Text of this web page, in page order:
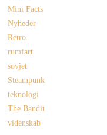
Mini Facts
Nyheder
Retro
rumfart
sovjet
Steampunk
teknologi
The Bandit
videnskab